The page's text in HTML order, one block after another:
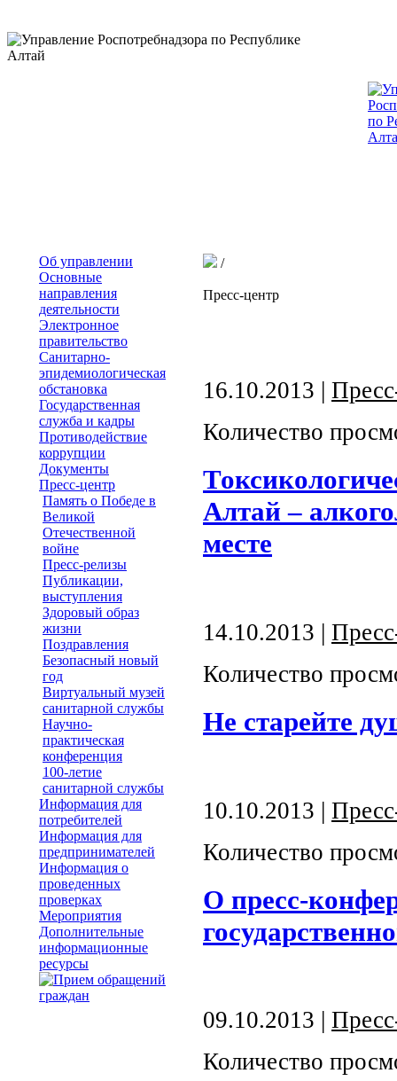
Об управлении
Основные
направления
деятельности
Электронное
правительство
Санитарно-
эпидемиологическая
обстановка
Государственная
служба и кадры
Противодействие
коррупции
Документы
Пресс-центр
Память о Победе в
Великой
Отечественной
войне
Пресс-релизы
Публикации,
выступления
Здоровый образ
жизни
Поздравления
Безопасный новый
год
Виртуальный музей
санитарной службы
Научно-
практическая
конференция
100-летие
санитарной службы
Информация для
потребителей
Информация для
предпринимателей
Информация о
проведенных
проверках
Мероприятия
Дополнительные
информационные
ресурсы
/
Пресс-центр
16.10.2013 |
Количество
Алтай –
месте
14.10.2013 |
Количество
Не старейте
10.10.2013 |
Количество
О пресс-
09.10.2013 |
Количество